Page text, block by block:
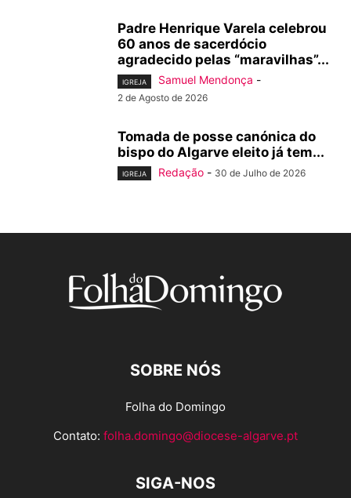
Padre Henrique Varela celebrou
60 anos de sacerdócio
agradecido pelas “maravilhas”...
IGREJA Samuel Mendonça -
2 de Agosto de 2026
Tomada de posse canónica do
bispo do Algarve eleito já tem...
IGREJA Redação - 30 de Julho de 2026
SOBRE NÓS
Folha do Domingo
Contato: folha.domingo@diocese-algarve.pt
SIGA-NOS